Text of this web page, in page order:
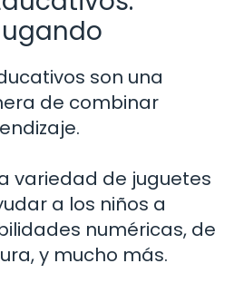
son una
de combinar
variedad de juguetes
a los niños a
numéricas, de
y mucho más.